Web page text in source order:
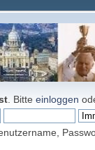
. Bitteeinloggen